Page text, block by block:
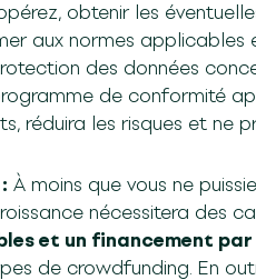
obtenir les
aux normes applicables
des données
de conformité
réduira les risques et ne
À moins que vous ne
nécessitera des
et un financement
de crowdfunding. En